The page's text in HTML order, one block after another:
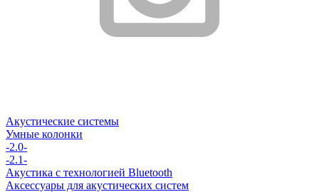
Акустические системы
Умные колонки
-2.0-
-2.1-
Акустика с технологией Bluetooth
Аксессуары для акустических систем